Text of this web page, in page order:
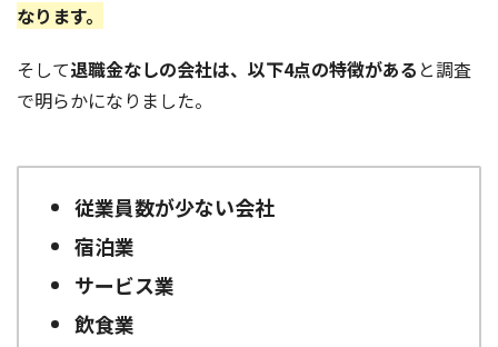
なります。
そして退職金なしの会社は、以下4点の特徴がある と調査
で明らかになりました。
従業員数が少ない会社
宿泊業
サービス業
飲食業